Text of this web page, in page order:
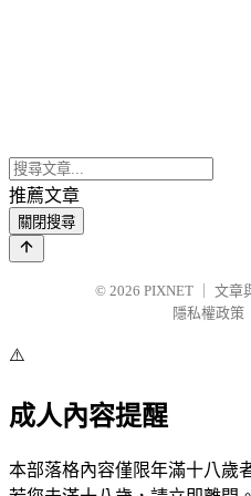
推薦文章
關閉搜尋
© 2026 PIXNET
文章
隱私權政策
⚠️
成人內容提醒
本部落格內容僅限年滿十八歲